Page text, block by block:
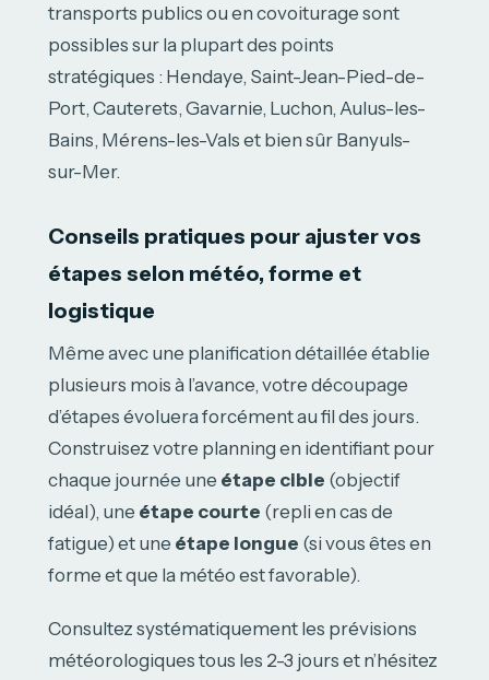
transports publics ou en covoiturage sont
possibles sur la plupart des points
stratégiques : Hendaye, Saint-Jean-Pied-de-
Port, Cauterets, Gavarnie, Luchon, Aulus-les-
Bains, Mérens-les-Vals et bien sûr Banyuls-
sur-Mer.
Conseils pratiques pour ajuster vos
étapes selon météo, forme et
logistique
Même avec une planification détaillée établie
plusieurs mois à l’avance, votre découpage
d’étapes évoluera forcément au fil des jours.
Construisez votre planning en identifiant pour
chaque journée une étape cible (objectif
idéal), une étape courte (repli en cas de
fatigue) et une étape longue (si vous êtes en
forme et que la météo est favorable).
Consultez systématiquement les prévisions
météorologiques tous les 2-3 jours et n’hésitez